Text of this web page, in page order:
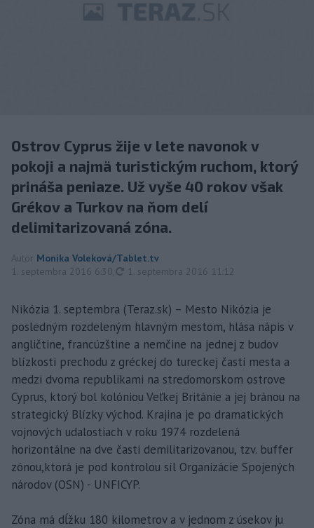
Ostrov Cyprus žije v lete navonok v
pokoji a najmä turistickým ruchom, ktorý
prináša peniaze. Už vyše 40 rokov však
Grékov a Turkov na ňom delí
delimitarizovaná zóna.
Autor Monika Voleková/Tablet.tv
1. septembra 2016 6:30
aktualizované
1. septembra 2016 11:12
Nikózia 1. septembra (Teraz.sk) – Mesto Nikózia je
posledným rozdeleným hlavným mestom, hlása nápis v
angličtine, francúzštine a nemčine na jednej z budov
blízkosti prechodu z gréckej do tureckej časti mesta a
medzi dvoma republikami na stredomorskom ostrove
Cyprus, ktorý bol kolóniou Veľkej Británie a jej bránou na
strategický Blízky východ. Krajina je po dramatických
vojnových udalostiach v roku 1974 rozdelená
horizontálne na dve časti demilitarizovanou, tzv. buffer
zónou,ktorá je pod kontrolou síl Organizácie Spojených
národov (OSN) - UNFICYP.
Zóna má dĺžku 180 kilometrov a v jednom z úsekov ju